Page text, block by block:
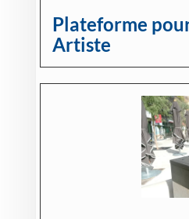
Plateforme
Artiste